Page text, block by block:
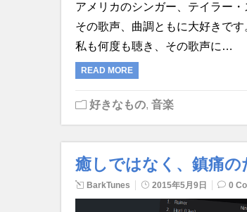
アメリカのシンガー、テイラー
その歌声、曲調ともに大好きで
私も何度も聴き、その歌声に…
READ MORE
好きなもの, 音楽
癒しではなく、鎮痛の
BarkTunes 2015年5月9日 0